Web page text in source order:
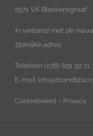
2971 VK Bleskensgraaf
In verband met de
tijdelijke adres.
Telefoon (078) 691 92 11
E-mail info@brandbba.nl
Cookiebeleid - Privacy